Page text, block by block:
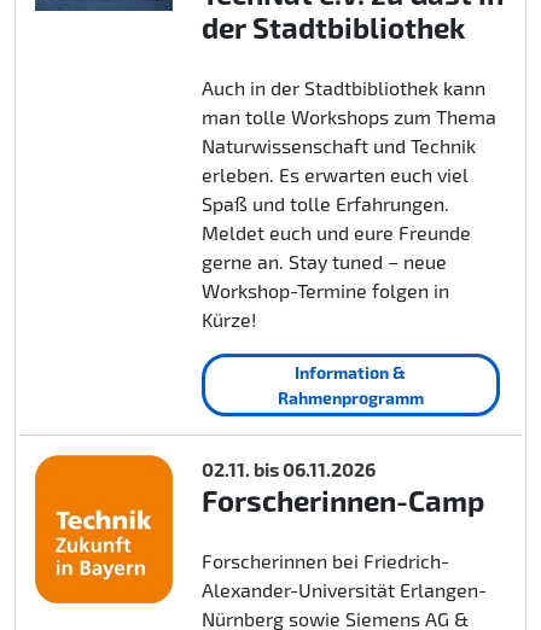
der Stadtbibliothek
Auch in der Stadtbibliothek kann
man tolle Workshops zum Thema
Naturwissenschaft und Technik
erleben. Es erwarten euch viel
Spaß und tolle Erfahrungen.
Meldet euch und eure Freunde
gerne an. Stay tuned – neue
Workshop-Termine folgen in
Kürze!
Information &
Rahmenprogramm
02.11. bis 06.11.2026
Forscherinnen-Camp
Forscherinnen bei Friedrich-
Alexander-Universität Erlangen-
Nürnberg sowie Siemens AG &